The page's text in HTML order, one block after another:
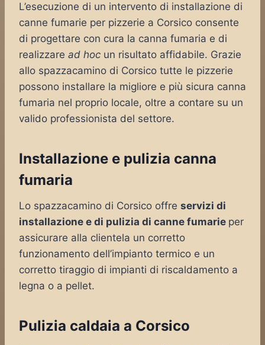
L’esecuzione di un intervento di installazione di
canne fumarie per pizzerie a Corsico consente
di progettare con cura la canna fumaria e di
realizzare ad hoc un risultato affidabile. Grazie
allo spazzacamino di Corsico tutte le pizzerie
possono installare la migliore e più sicura canna
fumaria nel proprio locale, oltre a contare su un
valido professionista del settore.
Installazione e pulizia canna
fumaria
Lo spazzacamino di Corsico offre servizi di
installazione e di pulizia di canne fumarie per
assicurare alla clientela un corretto
funzionamento dell’impianto termico e un
corretto tiraggio di impianti di riscaldamento a
legna o a pellet.
Pulizia caldaia a Corsico